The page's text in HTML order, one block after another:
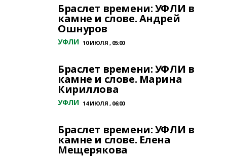
Браслет времени: УФЛИ в
камне и слове. Андрей
Ошнуров
УФЛИ 10 ИЮЛЯ , 05:00
Браслет времени: УФЛИ в
камне и слове. Марина
Кириллова
УФЛИ 14 ИЮЛЯ , 06:00
Браслет времени: УФЛИ в
камне и слове. Елена
Мещерякова